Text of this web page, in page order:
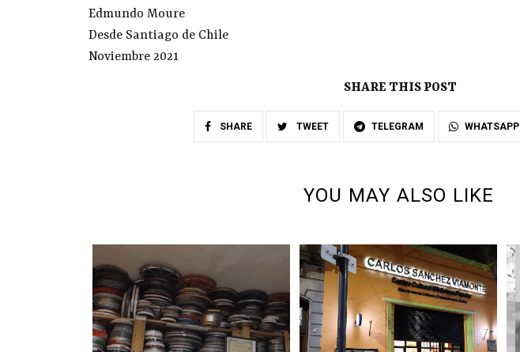
Edmundo Moure
Desde Santiago de Chile
Noviembre 2021
SHARE THIS POST
SHARE TWEET TELEGRAM WHATSAPP
YOU MAY ALSO LIKE